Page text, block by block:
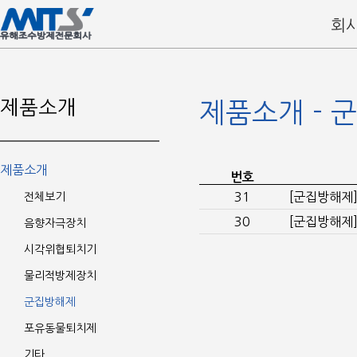
회
제품소개
제품소개
전체보기
음향자극장치
시각위협퇴치기
물리적방제장치
군집방해제
포유동물퇴치제
기타
제품소개 -
번호
31
[군집방해
30
[군집방해